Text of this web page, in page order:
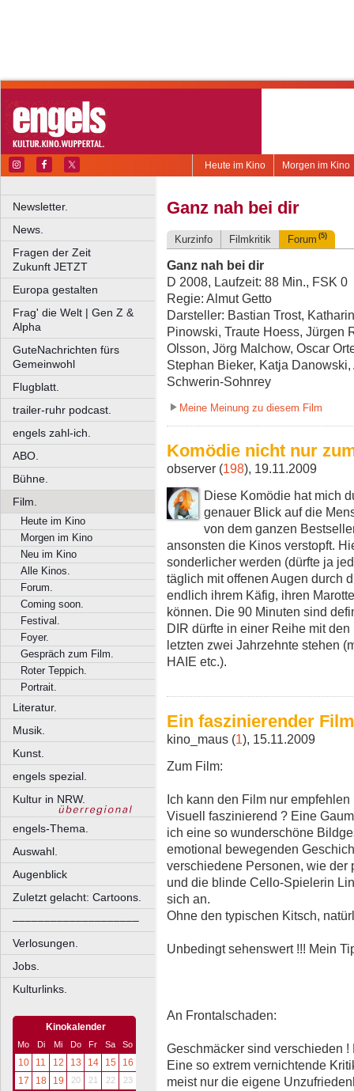
Morgen im Kino
Heute im Kino
Newsletter.
News.
Fragen der Zeit
Zukunft JETZT
Europa gestalten
Frag' die Welt | Gen Z &
Alpha
GuteNachrichten fürs
Gemeinwohl
Flugblatt.
trailer-ruhr podcast.
engels zahl-ich.
ABO.
Bühne.
Film.
Heute im Kino
Morgen im Kino
Neu im Kino
Alle Kinos.
Forum.
Coming soon.
Festival.
Foyer.
Gespräch zum Film.
Roter Teppich.
Portrait.
Literatur.
Musik.
Kunst.
engels spezial.
Kultur in NRW.
engels-Thema.
Auswahl.
Augenblick
Zuletzt gelacht: Cartoons.
––––––––––––––––––––
Verlosungen.
Jobs.
Kulturlinks.
Kinokalender
Mo Di Mi Do Fr Sa So
10 11 12 13 14 15
16
17
18 19 20 21 22 23
Ganz nah bei dir
Kurzinfo Filmkritik Forum (5)
Ganz nah bei dir
D 2008, Laufzeit: 88 Min., FSK 0
Regie: Almut Getto
Darsteller: Bastian Trost,
Pinowski, Traute Hoess, Jürgen
Olsson, Jörg Malchow, Oscar
Stephan Bieker, Katja
Schwerin-Sohnrey
Meine Meinung zu diesem Film
Komödie nicht nur
observer (198), 19.11.2009
Diese Komödie hat mich
genauer Blick auf die
von dem ganzen
ansonsten die Kinos verstopft.
sonderlicher werden (dürfte ja
täglich mit offenen Augen durch
endlich ihrem Käfig, ihren
können. Die 90 Minuten sind
DIR dürfte in einer Reihe mit
letzten zwei Jahrzehnte stehen
HAIE etc.).
Ein faszinierender Film
kino_maus (1), 15.11.2009
Zum Film:
Ich kann den Film nur
Visuell faszinierend ? Eine
ich eine so wunderschöne
emotional bewegenden
verschiedene Personen, wie
und die blinde Cello-Spielerin
sich an.
Ohne den typischen Kitsch,
Unbedingt sehenswert !!! Mein
An Frontalschaden:
Geschmäcker sind verschieden !
Eine so extrem vernichtende
meist nur die eigene